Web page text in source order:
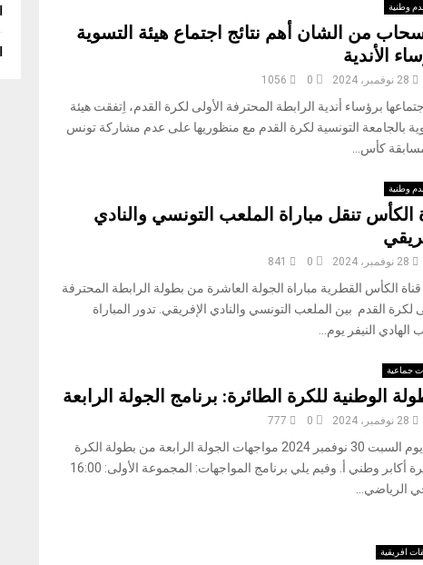
وطنية
من الشان أهم نتائج اجتماع هيئة التسوية
الأندية
28 نوفمبر، 2024 0
1056
برؤساء أندية الرابطة المحترفة الأولى لكرة القدم، اِتفقت هيئة
بالجامعة التونسية لكرة القدم مع منظوريها على عدم مشاركة تونس
كأس...
وطنية
الكأس تنقل مباراة الملعب التونسي والنادي
28 نوفمبر، 2024 0
841
الكأس القطرية مباراة الجولة العاشرة من بطولة الرابطة المحترفة
لكرة القدم بين الملعب التونسي والنادي الإفريقي. تدور المباراة
الهادي النيفر يوم...
جماعية
الوطنية للكرة الطائرة: برنامج الجولة الرابعة
28 نوفمبر، 2024 0
777
تقام يوم السبت 30 نوفمبر 2024 مواجهات الجولة الرابعة من بطولة الكرة
الطائرة أكابر وطني أ. وفيم يلي برنامج المواجهات: المجموعة الأولى: 16:00
الرياضي...
افريقية